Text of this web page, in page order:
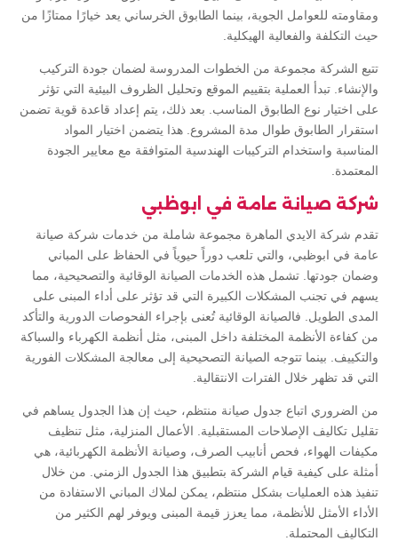
ومقاومته للعوامل الجوية، بينما الطابوق الخرساني يعد خيارًا ممتازًا من
حيث التكلفة والفعالية الهيكلية.
تتبع الشركة مجموعة من الخطوات المدروسة لضمان جودة التركيب
والإنشاء. تبدأ العملية بتقييم الموقع وتحليل الظروف البيئية التي تؤثر
على اختيار نوع الطابوق المناسب. بعد ذلك، يتم إعداد قاعدة قوية تضمن
استقرار الطابوق طوال مدة المشروع. هذا يتضمن اختيار المواد
المناسبة واستخدام التركيبات الهندسية المتوافقة مع معايير الجودة
المعتمدة.
شركة صيانة عامة في ابوظبي
تقدم شركة الايدي الماهرة مجموعة شاملة من خدمات شركة صيانة
عامة في ابوظبي، والتي تلعب دوراً حيوياً في الحفاظ على المباني
وضمان جودتها. تشمل هذه الخدمات الصيانة الوقائية والتصحيحية، مما
يسهم في تجنب المشكلات الكبيرة التي قد تؤثر على أداء المبنى على
المدى الطويل. فالصيانة الوقائية تُعنى بإجراء الفحوصات الدورية والتأكد
من كفاءة الأنظمة المختلفة داخل المبنى، مثل أنظمة الكهرباء والسباكة
والتكييف. بينما تتوجه الصيانة التصحيحية إلى معالجة المشكلات الفورية
التي قد تظهر خلال الفترات الانتقالية.
من الضروري اتباع جدول صيانة منتظم، حيث إن هذا الجدول يساهم في
تقليل تكاليف الإصلاحات المستقبلية. الأعمال المنزلية، مثل تنظيف
مكيفات الهواء، فحص أنابيب الصرف، وصيانة الأنظمة الكهربائية، هي
أمثلة على كيفية قيام الشركة بتطبيق هذا الجدول الزمني. من خلال
تنفيذ هذه العمليات بشكل منتظم، يمكن لملاك المباني الاستفادة من
الأداء الأمثل للأنظمة، مما يعزز قيمة المبنى ويوفر لهم الكثير من
التكاليف المحتملة.